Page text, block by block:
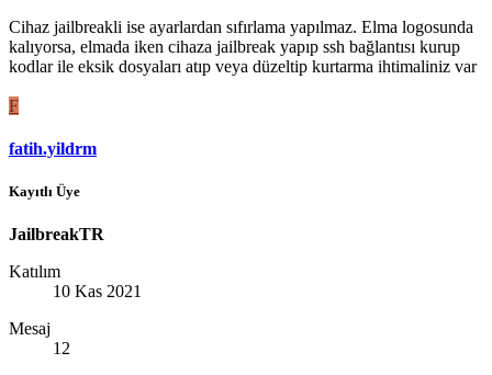
Cihaz jailbreakli ise ayarlardan sıfırlama yapılmaz. Elma logosunda
kalıyorsa, elmada iken cihaza jailbreak yapıp ssh bağlantısı kurup
kodlar ile eksik dosyaları atıp veya düzeltip kurtarma ihtimaliniz var
F
fatih.yildrm
Kayıtlı Üye
JailbreakTR
Katılım
10 Kas 2021
Mesaj
12